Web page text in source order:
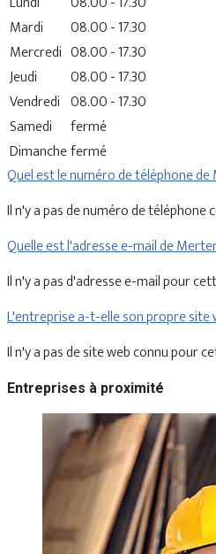
Mardi
08.00 - 17.30
Mercredi 08.00 - 17.30
Jeudi
08.00 - 17.30
Vendredi 08.00 - 17.30
Samedi
fermé
Dimanchefermé
Quel est le numéro de téléphone de
Il n'y a pas de numéro de
Quelle est l'adresse e-mail de
Il n'y a pas d'adresse e-mail pour
L'entreprise a-t-elle son propre site
Il n'y a pas de site web connu pour
Entreprises à proximité